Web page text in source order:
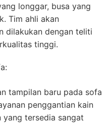
longgar, busa yang
Tim ahli akan
dilakukan dengan teliti
tinggi.
tampilan baru pada sofa
penggantian kain
yang tersedia sangat